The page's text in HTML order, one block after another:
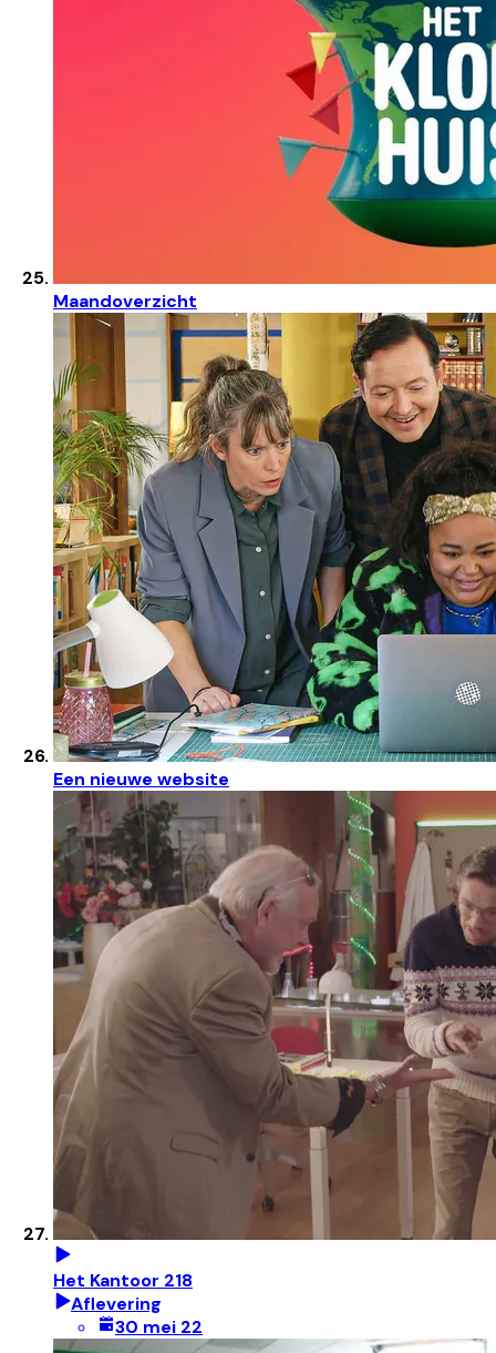
Maandoverzicht
Een nieuwe website
Het Kantoor 218
Aflevering
30 mei 22